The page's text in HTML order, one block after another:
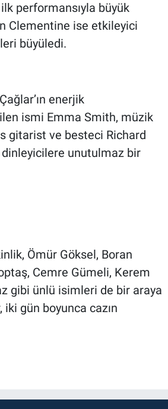
performansıyla büyük
Clementine ise etkileyici
büyüledi.
enerjik
ismi Emma Smith, müzik
gitarist ve besteci Richard
unutulmaz bir
Ömür Göksel, Boran
Cemre Gümeli, Kerem
gibi ünlü isimleri de bir araya
gün boyunca cazın